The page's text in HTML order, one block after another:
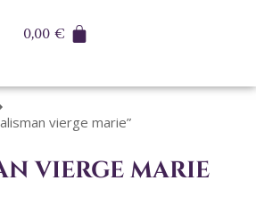
0,00€
vierge marie”
vierge marie